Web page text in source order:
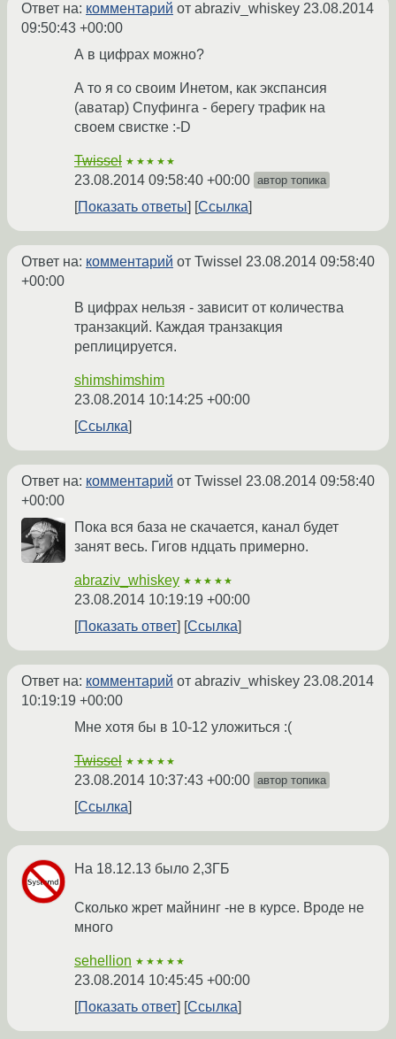
Ответ на: комментарий от abraziv_whiskey 23.08.2014
09:50:43 +00:00
А в цифрах можно?
А то я со своим Инетом, как экспансия
(аватар) Спуфинга - берегу трафик на
своем свистке :-D
Twissel ★★★★★
23.08.2014 09:58:40 +00:00 автор топика
Показать ответы Ссылка
Ответ на: комментарий от Twissel 23.08.2014 09:58:40
+00:00
В цифрах нельзя - зависит от количества
транзакций. Каждая транзакция
реплицируется.
shimshimshim
23.08.2014 10:14:25 +00:00
Ссылка
Ответ на: комментарий от Twissel 23.08.2014 09:58:40
+00:00
Пока вся база не скачается, канал будет
занят весь. Гигов ндцать примерно.
abraziv_whiskey ★★★★★
23.08.2014 10:19:19 +00:00
Показать ответ
Ссылка
Ответ на: комментарий от abraziv_whiskey 23.08.2014
10:19:19 +00:00
Мне хотя бы в 10-12 уложиться :(
Twissel ★★★★★
23.08.2014 10:37:43 +00:00 автор топика
Ссылка
На 18.12.13 было 2,3ГБ
Сколько жрет майнинг -не в курсе. Вроде не
много
sehellion ★★★★★
23.08.2014 10:45:45 +00:00
Показать ответ
Ссылка